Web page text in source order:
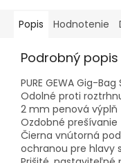
Popis Hodnotenie
Podrobný popis
PURE GEWA Gig-Bag
Odolné proti
2 mm penová výplň
Ozdobné prešívanie
Čierna vnútorná
ochranou pre hlavy